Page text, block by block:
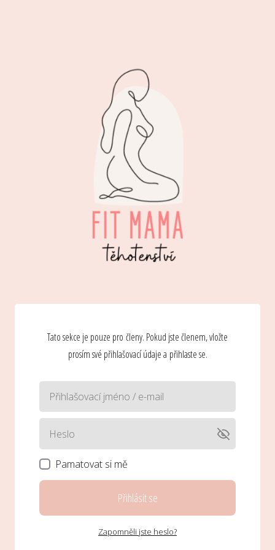
Tato sekce je pouze pro členy. Pokud jste členem, vložte
prosím své přihlašovací údaje a přihlaste se.
Pamatovat si mě
Přihlásit se
Zapomněli jste heslo?